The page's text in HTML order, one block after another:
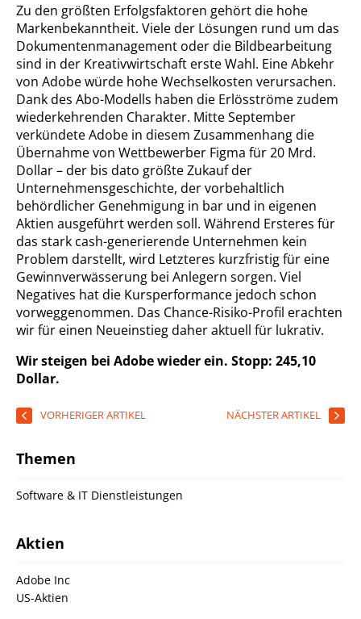
Zu den größten Erfolgsfaktoren gehört die hohe
Markenbekanntheit. Viele der Lösungen rund um das
Dokumentenmanagement oder die Bildbearbeitung
sind in der Kreativwirtschaft erste Wahl. Eine Abkehr
von Adobe würde hohe Wechselkosten verursachen.
Dank des Abo-Modells haben die Erlösströme zudem
wiederkehrenden Charakter. Mitte September
verkündete Adobe in diesem Zusammenhang die
Übernahme von Wettbewerber Figma für 20 Mrd.
Dollar – der bis dato größte Zukauf der
Unternehmensgeschichte, der vorbehaltlich
behördlicher Genehmigung in bar und in eigenen
Aktien ausgeführt werden soll. Während Ersteres für
das stark cash-generierende Unternehmen kein
Problem darstellt, wird Letzteres kurzfristig für eine
Gewinnverwässerung bei Anlegern sorgen. Viel
Negatives hat die Kursperformance jedoch schon
vorweggenommen. Das Chance-Risiko-Profil erachten
wir für einen Neueinstieg daher aktuell für lukrativ.
Wir steigen bei Adobe wieder ein. Stopp: 245,10
Dollar.
VORHERIGER ARTIKEL NÄCHSTER ARTIKEL
Themen
Software & IT Dienstleistungen
Aktien
Adobe Inc
US-Aktien